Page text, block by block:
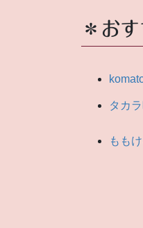
ゃ
い
＊お
タカ
もも